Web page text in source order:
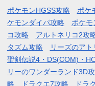
ポケモンHGSS攻略 ポケ
ケモンダイパ攻略
ポケモ
コ攻略
アルトネリコ2攻
タズム攻略
リーズのア
聖剣伝説4・DS(COM)・
リーのワンダーランド3D
略
ドラクエ7攻略 ドラ